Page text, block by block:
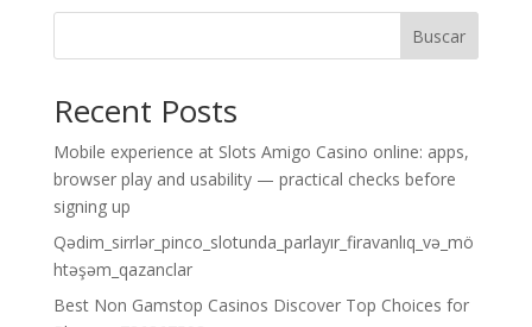
Buscar
Recent Posts
Mobile experience at Slots Amigo Casino online: apps,
browser play and usability — practical checks before
signing up
Qədim_sirrlər_pinco_slotunda_parlayır_firavanlıq_və_mö
htəşəm_qazanclar
Best Non Gamstop Casinos Discover Top Choices for